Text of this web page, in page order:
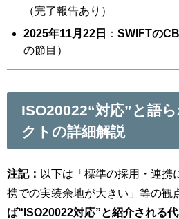
（完了報告あり）
2025年11月22日 ： SWIFTの
の節目）
ISO20022“対応”と語
クトの詳細解説
注記：
以下は「標準の採用・連携
携での実装余地が大きい」等の観
ば“ISO20022対応”と紹介される